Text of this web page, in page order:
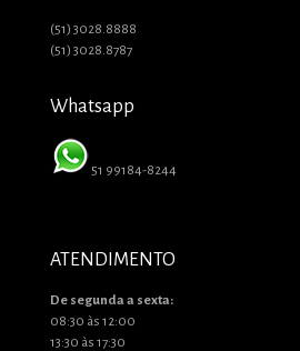
(51) 3028.8888
(51) 3028.8787
Whatsapp
51 99184-8244
ATENDIMENTO
De segunda a sexta:
08:30 às 12:00
13:30 às 17:30